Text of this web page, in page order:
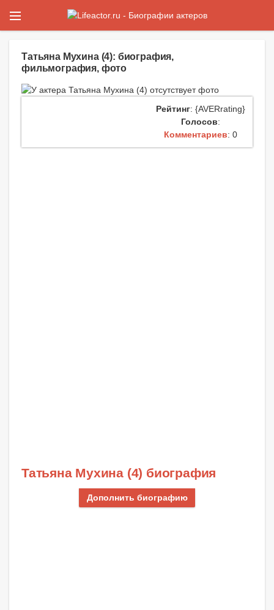
Татьяна Мухина (4): биография,
фильмография, фото
Рейтинг: {AVERrating}
Голосов:
Комментариев: 0
Татьяна Мухина (4) биография
Дополнить биографию